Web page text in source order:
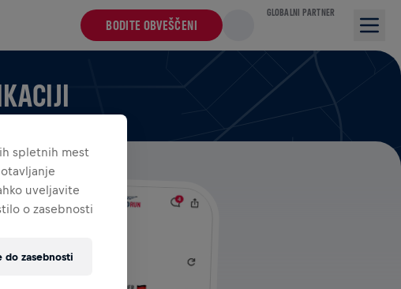
BODITE OBVEŠČENI
GLOBALNI PARTNER
spletnih mest
uveljavite
o zasebnosti
do zasebnosti